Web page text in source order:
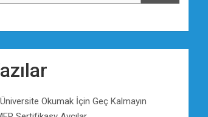
Üniversite Okumak İçin Geç Kalmayın